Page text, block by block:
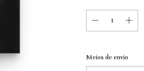
Entregas para o CEP:
Meios de envio